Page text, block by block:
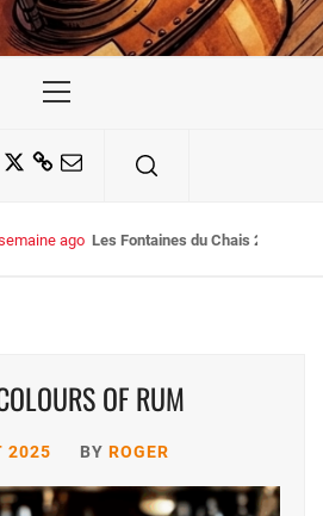
Menu
TwitterSubstack
Email
ago Les Fontaines du Chais 27
OF RUM
2025 BY ROGER